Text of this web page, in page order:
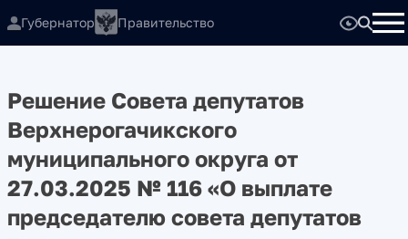
Губернатор Правительство
Решение Совета депутатов
Верхнерогачикского
муниципального округа от
27.03.2025 № 116 «О выплате
председателю совета депутатов